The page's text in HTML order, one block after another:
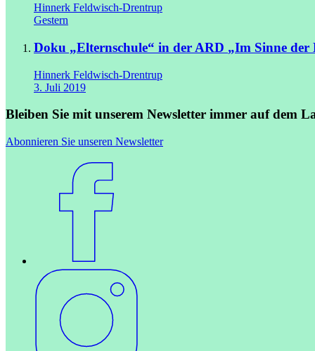
Hinnerk Feldwisch-Drentrup
Gestern
Doku „Elternschule“ in der ARD „Im Sinne der
Hinnerk Feldwisch-Drentrup
3. Juli 2019
Bleiben Sie mit unserem Newsletter immer auf dem
Abonnieren Sie unseren Newsletter